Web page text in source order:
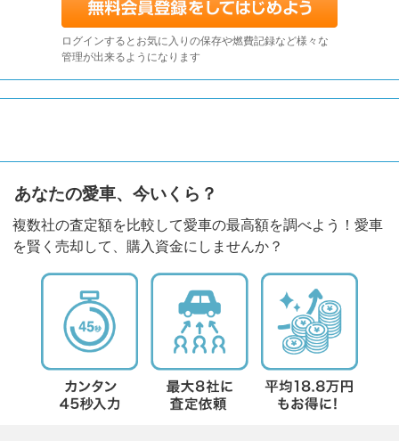
ログインするとお気に入りの保存や燃費記録など様々な
管理が出来るようになります
あなたの愛車、今いくら？
複数社の査定額を比較して愛車の最高額を調べよう！愛車
を賢く売却して、購入資金にしませんか？